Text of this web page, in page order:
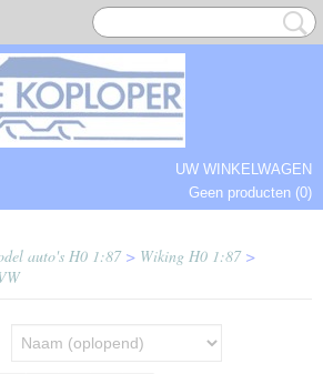
UW WINKELWAGEN
Geen producten (0)
auto's H0 1:87> Wiking H0 1:87>